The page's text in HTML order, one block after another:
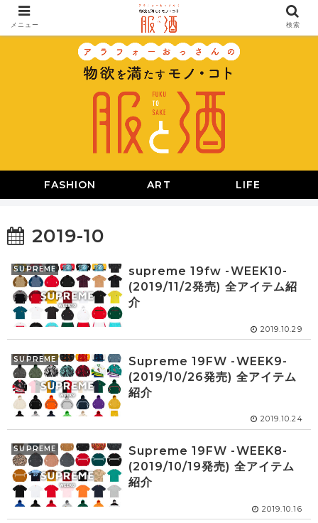
FASHION ART LIFE
2019-10
SUPREME
supreme 19fw -WEEK10-
(2019/11/2発売) 全アイテム紹
介
2019.10.29
SUPREME
Supreme 19FW -WEEK9-
(2019/10/26発売) 全アイテム
紹介
2019.10.24
SUPREME
Supreme 19FW -WEEK8-
(2019/10/19発売) 全アイテム
紹介
2019.10.16
メニュー 検索